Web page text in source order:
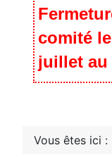
comité
juillet au
Vous êtes ici :